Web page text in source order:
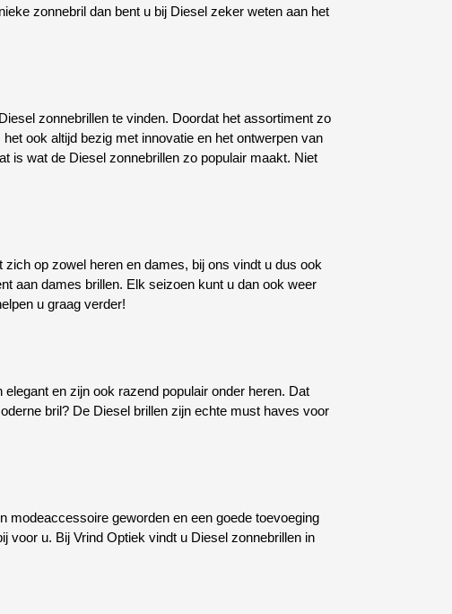
zonnebril dan bent u bij Diesel zeker weten aan het
zonnebrillen te vinden. Doordat het assortiment zo
ook altijd bezig met innovatie en het ontwerpen van
is wat de Diesel zonnebrillen zo populair maakt. Niet
op zowel heren en dames, bij ons vindt u dus ook
aan dames brillen. Elk seizoen kunt u dan ook weer
u graag verder!
en zijn ook razend populair onder heren. Dat
bril? De Diesel brillen zijn echte must haves voor
modeaccessoire geworden en een goede toevoeging
voor u. Bij Vrind Optiek vindt u Diesel zonnebrillen in